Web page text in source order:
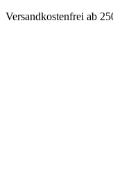
Versandkostenfrei ab